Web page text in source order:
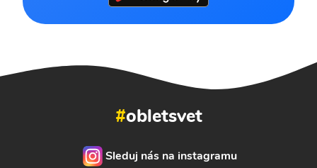
#obletsvet
Sleduj nás na instagramu